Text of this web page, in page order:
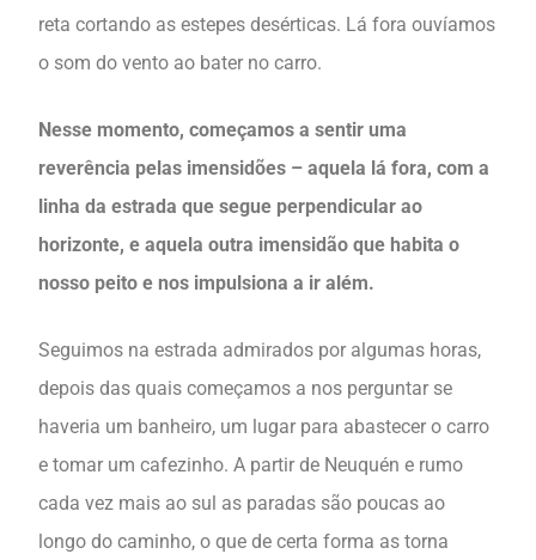
reta cortando as estepes desérticas. Lá fora ouvíamos
o som do vento ao bater no carro.
Nesse momento, começamos a sentir uma
reverência pelas imensidões – aquela lá fora, com a
linha da estrada que segue perpendicular ao
horizonte, e aquela outra imensidão que habita o
nosso peito e nos impulsiona a ir além.
Seguimos na estrada admirados por algumas horas,
depois das quais começamos a nos perguntar se
haveria um banheiro, um lugar para abastecer o carro
e tomar um cafezinho. A partir de Neuquén e rumo
cada vez mais ao sul as paradas são poucas ao
longo do caminho, o que de certa forma as torna